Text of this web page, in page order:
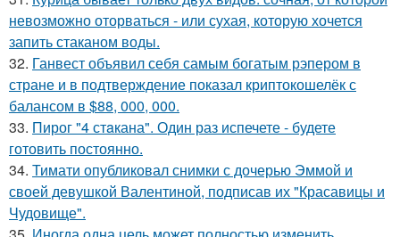
невозможно оторваться - или сухая, которую хочется
запить стаканом воды.
32. Ганвест объявил себя самым богатым рэпером в
стране и в подтверждение показал криптокошелёк с
балансом в $88, 000, 000.
33. Пирог "4 стaкана". Один раз испечете - будете
готовить постоянно.
34. Тимати опубликовал снимки с дочерью Эммой и
своей девушкой Валентиной, подписав их "Красавицы и
Чудовище".